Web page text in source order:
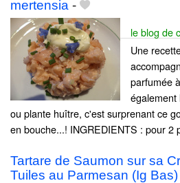
mertensia -
le blog de
Une
parfumée
ou plante huître, c'est surprenant ce
en bouche...! INGREDIENTS : pour 2
Tartare de Saumon sur sa
Tuiles au Parmesan (Ig Bas)